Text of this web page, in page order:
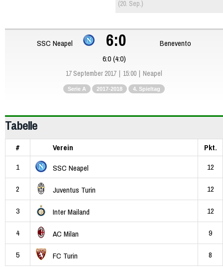
(20. Sep.)
SSC Neapel 6:0
Benevento
6:0 (4:0)
17 September 2017 15:00 Neapel
Serie A 2017-2018 4. Spieltag
Tabelle
# Verein
Pkt.
1
SSC Neapel 12
2 Juventus Turin 12
3 Inter Mailand 12
4 AC Milan 9
5 FC Turin
8